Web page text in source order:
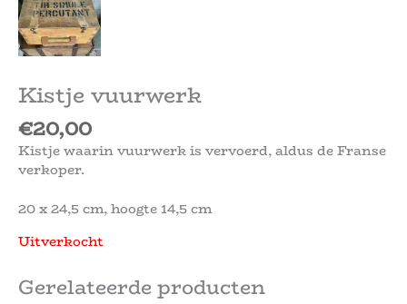
Kistje vuurwerk
€20,00
Kistje waarin vuurwerk is vervoerd, aldus de Franse
verkoper.
20 x 24,5 cm, hoogte 14,5 cm
Uitverkocht
Gerelateerde producten